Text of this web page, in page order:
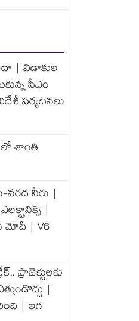
| విడాకుల
సీఎం
పర్యటనలు
శాంతి
వరద నీరు |
|
మోదీ | V6
ప్రాజెక్టులకు
|
| ఇగ